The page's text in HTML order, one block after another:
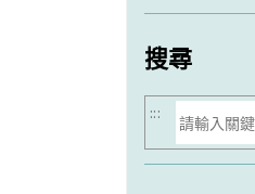
類
搜尋
搜
尋
:::